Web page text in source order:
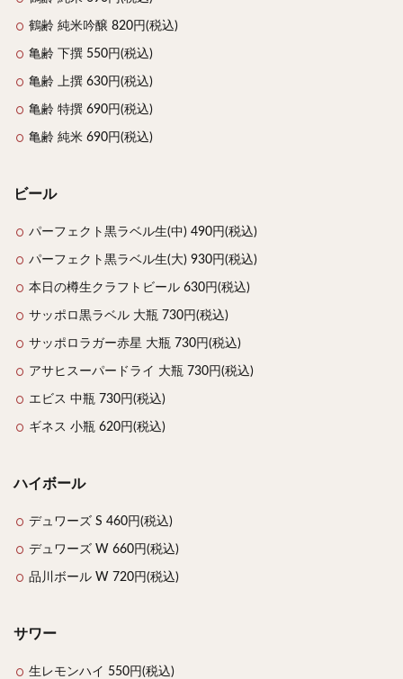
鶴齢 純米吟醸 820円(税込)
亀齢 下撰 550円(税込)
亀齢 上撰 630円(税込)
亀齢 特撰 690円(税込)
亀齢 純米 690円(税込)
ビール
パーフェクト黒ラベル生(中) 490円(税込)
パーフェクト黒ラベル生(大) 930円(税込)
本日の樽生クラフトビール 630円(税込)
サッポロ黒ラベル 大瓶 730円(税込)
サッポロラガー赤星 大瓶 730円(税込)
アサヒスーパードライ 大瓶 730円(税込)
エビス 中瓶 730円(税込)
ギネス 小瓶 620円(税込)
ハイボール
デュワーズ S 460円(税込)
デュワーズ W 660円(税込)
品川ボール W 720円(税込)
サワー
生レモンハイ 550円(税込)